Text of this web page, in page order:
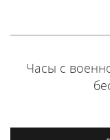
Часы с